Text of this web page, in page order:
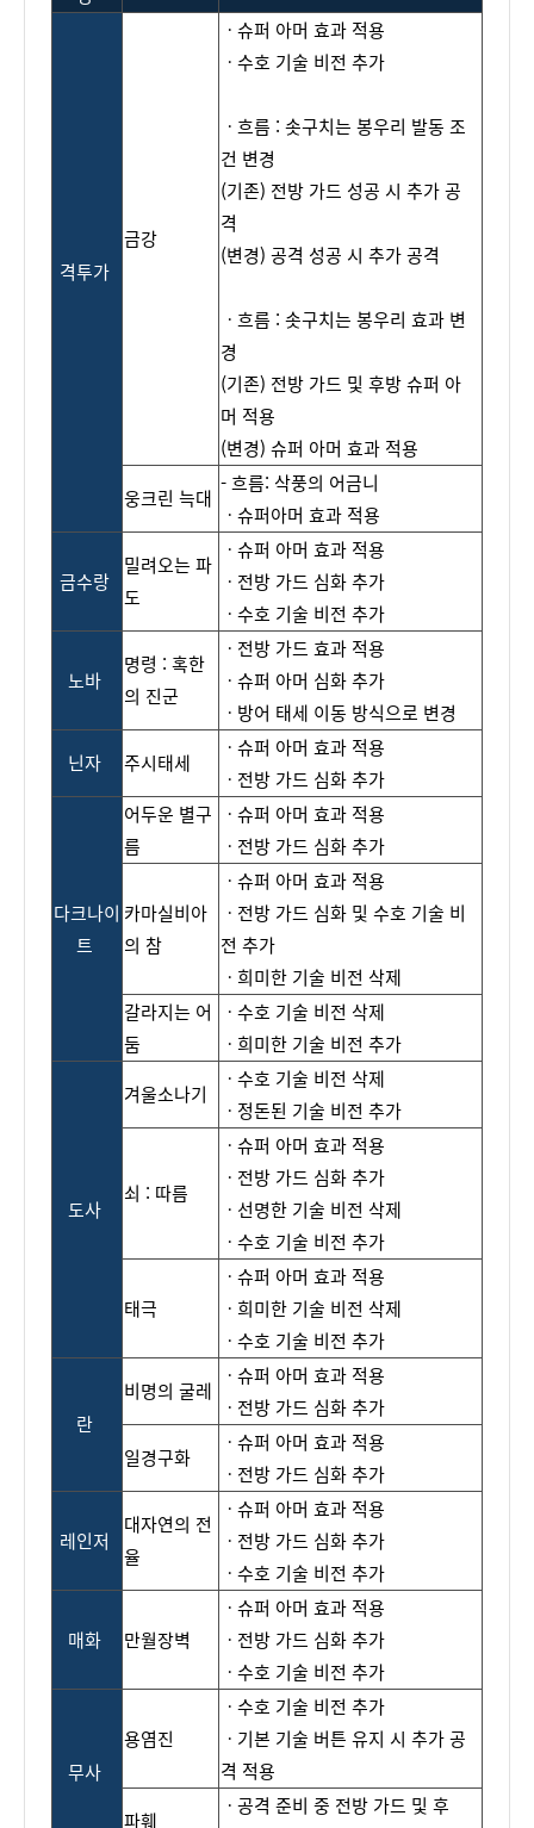
격투가
금강
ㆍ 슈퍼 아머 효과 적용
ㆍ수호 기술 비전 추가
ㆍ흐름 : 솟구치는 봉우리 발동 조
건 변경
(기존) 전방 가드 성공 시 추가공
격
(변경) 공격 성공 시 추가공격
ㆍ흐름 : 솟구치는 봉우리 효과 변
경
(기존) 전방 가드 및 후방슈퍼 아
머 적용
(변경) 슈퍼 아머 효과 적용
웅크린 늑대
-흐름: 삭풍의 어금니
ㆍ 슈퍼아머 효과 적용
금수랑
밀려오는 파
도
ㆍ 슈퍼 아머 효과 적용
ㆍ전방 가드 심화추가
ㆍ수호 기술 비전 추가
노바
명령 : 혹한
의 진군
ㆍ전방 가드 효과 적용
ㆍ슈퍼 아머 심화추가
ㆍ방어 태세 이동 방식으로 변경
닌자
주시태세
ㆍ 슈퍼 아머 효과 적용
ㆍ 전방 가드 심화추가
다크나이
트
어두운 별구
름
ㆍ 슈퍼 아머 효과 적용
ㆍ 전방 가드 심화추가
카마실비아
의 참
ㆍ 슈퍼 아머 효과 적용
ㆍ전방 가드 심화 및 수호 기술 비
전 추가
ㆍ 희미한 기술 비전 삭제
갈라지는 어
둠
ㆍ수호 기술 비전 삭제
ㆍ희미한 기술 비전 추가
도사
겨울소나기
ㆍ수호 기술 비전 삭제
ㆍ정돈된 기술 비전 추가
쇠 : 따름
ㆍ 슈퍼 아머 효과 적용
ㆍ전방 가드 심화추가
ㆍ선명한 기술 비전 삭제
ㆍ수호 기술 비전 추가
태극
ㆍ 슈퍼 아머 효과 적용
ㆍ희미한 기술 비전 삭제
ㆍ수호 기술 비전 추가
란
비명의 굴레
ㆍ 슈퍼 아머 효과 적용
ㆍ 전방 가드 심화추가
일경구화
ㆍ 슈퍼 아머 효과 적용
ㆍ전방 가드 심화추가
레인저
대자연의 전
율
ㆍ 슈퍼 아머 효과 적용
ㆍ전방 가드 심화추가
ㆍ 수호 기술 비전 추가
매화 만월장벽
ㆍ 슈퍼 아머 효과 적용
ㆍ전방 가드 심화추가
ㆍ 수호 기술 비전 추가
무사
용염진
ㆍ수호 기술 비전 추가
ㆍ기본 기술 버튼 유지 시 추가 공
격 적용
파훼
ㆍ 공격 준비 중 전방 가드 및 후